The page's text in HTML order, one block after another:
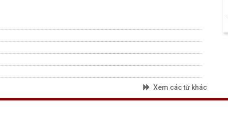
Xem các từ khác